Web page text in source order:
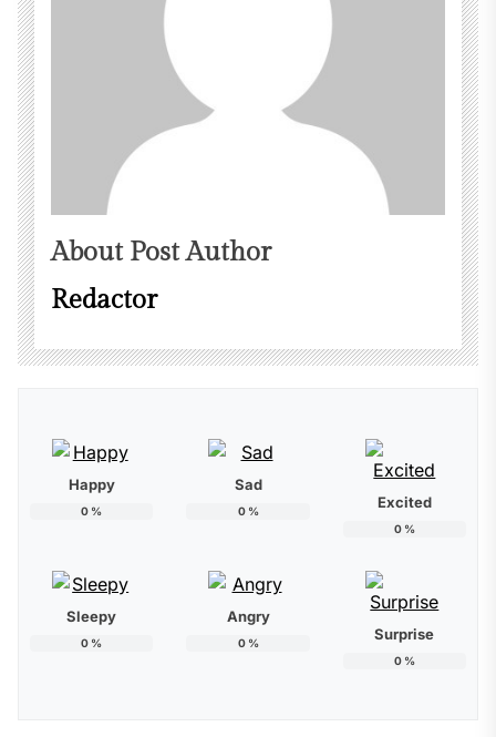
About Post Author
Redactor
Happy
0 %
Sad
0% Excited
0%
Sleepy
0 %
Angry
0% Surprise
0%